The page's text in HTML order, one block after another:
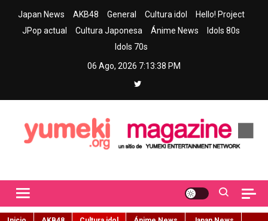
Japan News AKB48 General Cultura idol
Hello! Project
JPop actual
Cultura Japonesa Ánime News
Idols 80s
Idols 70s
06 Ago, 2026 7:13:39 PM